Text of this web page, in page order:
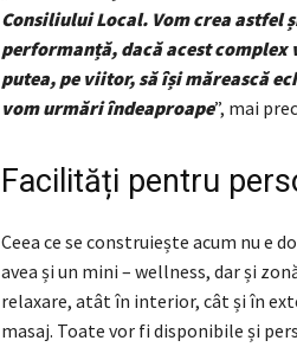
Consiliului Local. Vom crea astfel
performanță, dacă acest complex
putea, pe viitor, să își mărească
vom urmări îndeaproape”, mai
Facilități pentru
Ceea ce se construiește acum nu e
avea și un mini – wellness, dar și
relaxare, atât în interior, cât și în
masaj. Toate vor fi disponibile și